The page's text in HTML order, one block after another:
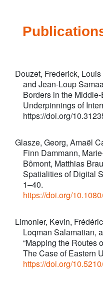
Douzet, Frederick,
and Jean-Loup
Borders in the
Underpinnings of
https://doi.org/
Glasze, Georg, Amaël
Finn Dammann,
Bômont, Matthias
Spatialities of Digital
1–40.
https://doi.org/
Limonier, Kevin,
Loqman Salamatian,
“Mapping the Routes
The Case of Eastern
https://doi.org/